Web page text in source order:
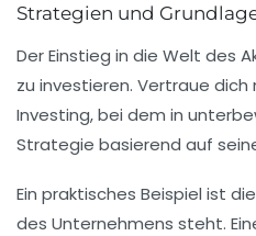
Strategien und
Der Einstieg in die Welt des
zu investieren. Vertraue
Investing, bei dem in
Strategie basierend auf
Ein praktisches Beispiel ist
des Unternehmens steht.